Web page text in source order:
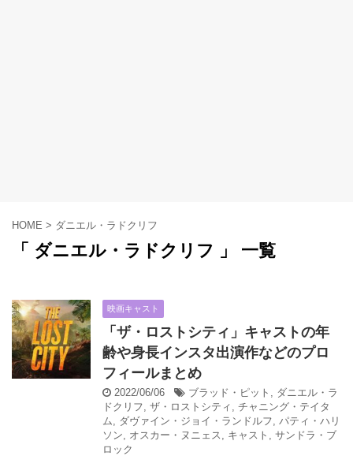
HOME > ダニエル・ラドクリフ
「 ダニエル・ラドクリフ 」 一覧
映画キャスト
「ザ・ロストシティ」キャストの年
齢や身長インスタ出演作などのプロ
フィールまとめ
2022/06/06 ブラッド・ピット
ダニエル・ラ
ドクリフ ザ・ロストシティ
チャニング・テイタ
ム
ダヴァイン・ジョイ・ランドルフ
パティ・ハリ
ソン
オスカー・ヌニェス キャスト
サンドラ・ブ
ロック